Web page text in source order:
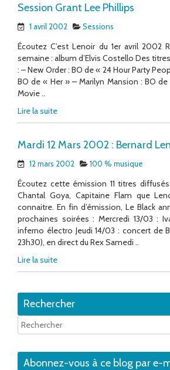
Session Grant Lee Phillips
1 avril 2002 Sessions
Écoutez C’est Lenoir du 1er avril 2002
semaine : album d’Elvis Costello Des
: – New Order : BO de « 24 Hour Party
BO de « Her » – Marilyn Mansion : BO
Movie ..
Lire la suite
Mardi 12 Mars 2002 : Bernard
12 mars 2002 100 % musique
Écoutez cette émission 11 titres
Chantal Goya, Capitaine Flam que
connaitre. En fin d’émission, Le Black
prochaines soirées : Mercredi 13/03 :
inferno électro Jeudi 14/03 : concert de
23h30), en direct du Rex Samedi ..
Lire la suite
Rechercher
Abonnez-vous à ce blog par e-